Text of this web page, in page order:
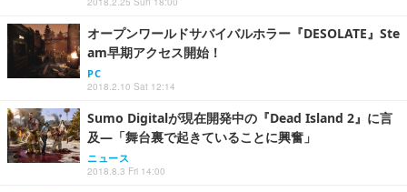
オープンワールドサバイバルホラー『DESOLATE』Ste
am早期アクセス開始！
PC
2018.2.10 Sat 12:14
Sumo Digitalが現在開発中の『Dead Island 2』に言
及―「舞台裏で起きていることに興奮」
ニュース
2018.8.3 Fri 14:00